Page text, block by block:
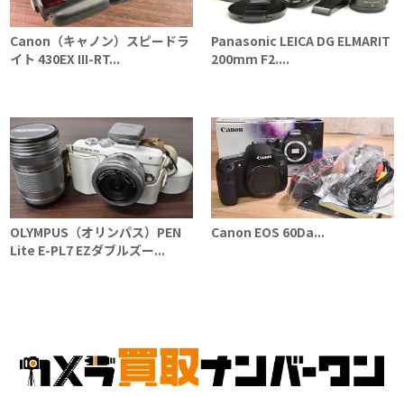
Canon（キャノン）スピードラ
イト 430EX III-RT...
Panasonic LEICA DG ELMARIT
200mm F2....
OLYMPUS（オリンパス）PEN
Lite E-PL7 EZダブルズー...
Canon EOS 60Da...